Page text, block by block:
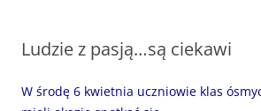
Ludzie z pasją…są ciekawi
W środę 6 kwietnia uczniowie klas